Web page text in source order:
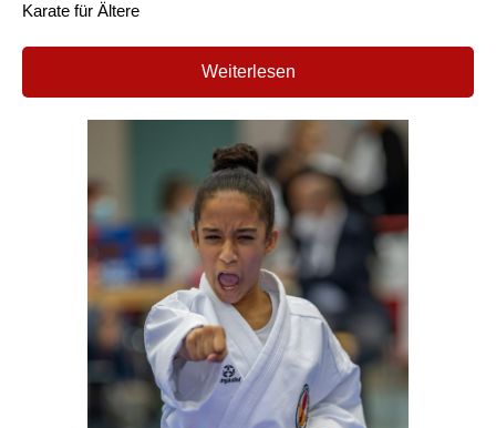
Karate für Ältere
Weiterlesen